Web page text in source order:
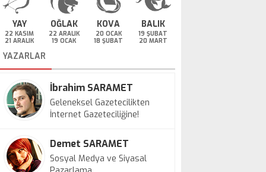
YAY
22 KASIM
21 ARALIK
OĞLAK
22 ARALIK
19 OCAK
KOVA
20 OCAK
18 ŞUBAT
BALIK
19 ŞUBAT
20 MART
YAZARLAR
İbrahim SARAMET
Geleneksel Gazetecilikten
İnternet Gazeteciliğine!
Demet SARAMET
Sosyal Medya ve Siyasal